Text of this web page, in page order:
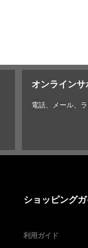
オンラインサ
電話、メール、
ショッピング
利用ガイド